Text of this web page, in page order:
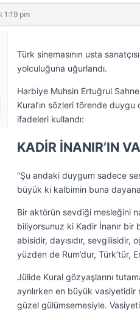
1:19 pm
Türk sinemasının usta
yolculuğuna uğurlandı.
Harbiye Muhsin Ertuğrul
Kural’ın sözleri törende
ifadeleri kullandı:
KADİR İNANIR’IN
“Şu andaki duygum sadece
büyük ki kalbimin buna
Bir aktörün sevdiği mesleğini
biliyorsunuz ki Kadir İnanır bir
abisidir, dayısıdır, sevgilisidir,
yüzden de Rum’dur, Türk’tür,
Jülide Kural gözyaşlarını
ayrılırken en büyük vasiyetidir
güzel gülümsemesiyle.